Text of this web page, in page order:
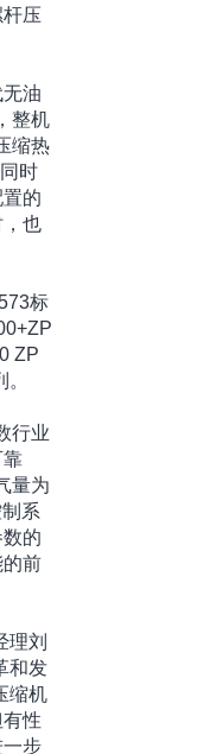
压
油
整机
缩热
时
的
也
标
ZP
行业
靠
量为
系
的
前
理刘
和发
缩机
性
步